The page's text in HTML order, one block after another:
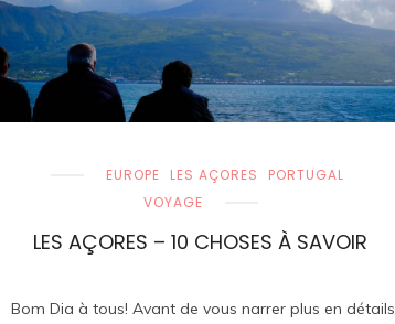
EUROPE LES AÇORES
PORTUGAL
VOYAGE
LES AÇORES – 10 CHOSES À SAVOIR
Bom Dia à tous! Avant de vous narrer plus en détails